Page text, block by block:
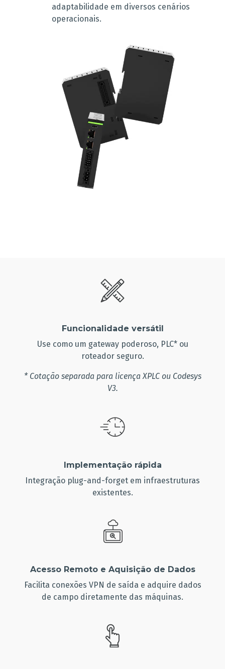
adaptabilidade em diversos cenários
operacionais.
Funcionalidade versátil
Use como um gateway poderoso, PLC* ou
roteador seguro.
* Cotação separada para licença XPLC ou Codesys
V3.
Implementação rápida
Integração plug-and-forget em infraestruturas
existentes.
Acesso Remoto e Aquisição de Dados
Facilita conexões VPN de saída e adquire dados
de campo diretamente das máquinas.